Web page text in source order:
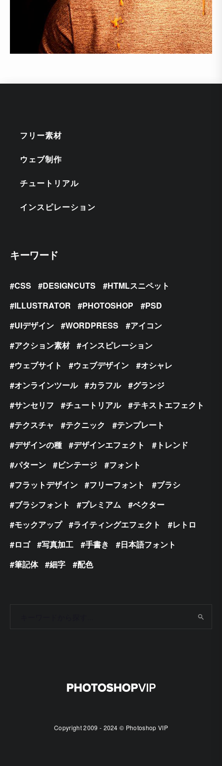
フリー素材
ウェブ制作
チュートリアル
インスピレーション
キーワード
CSS DESIGNCUTS
HTMLスニペット
ILLUSTRATOR
PHOTOSHOP
PSD
UIデザイン
WORDPRESS
アイコン
アクション素材
インスピレーション
ウェブサイト
ウェブデザイン
オシャレ
オンラインツール
カラフル
グランジ
サンセリフ
チュートリアル
テキストエフェクト
テクスチャ
テクニック
テンプレート
デザインの種
デザインエフェクト
トレンド
パターン
ビンテージ
フォント
フラットデザイン
フリーフォント
ブラシ
ブラシフォント
プレミアム
ベクター
モックアップ
ライティングエフェクト
レトロ
ロゴ
写真加工 手書き
日本語フォント
筆記体
細字 配色
Copyright 2009 - 2024 © Photoshop VIP